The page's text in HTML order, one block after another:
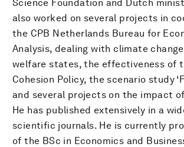
Science Foundation and Dutch
also worked on several projects in
the CPB Netherlands Bureau for
Analysis, dealing with climate
welfare states, the effectiveness of
Cohesion Policy, the scenario study
and several projects on the impact
He has published extensively in a
scientific journals. He is currently
of the BSc in Economics and